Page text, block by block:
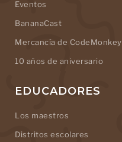
Eventos
BananaCast
Mercancía de CodeMonkey
10 años de aniversario
EDUCADORES
Los maestros
Distritos escolares